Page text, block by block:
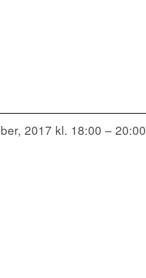
2017 kl. 18:00 – 20:00